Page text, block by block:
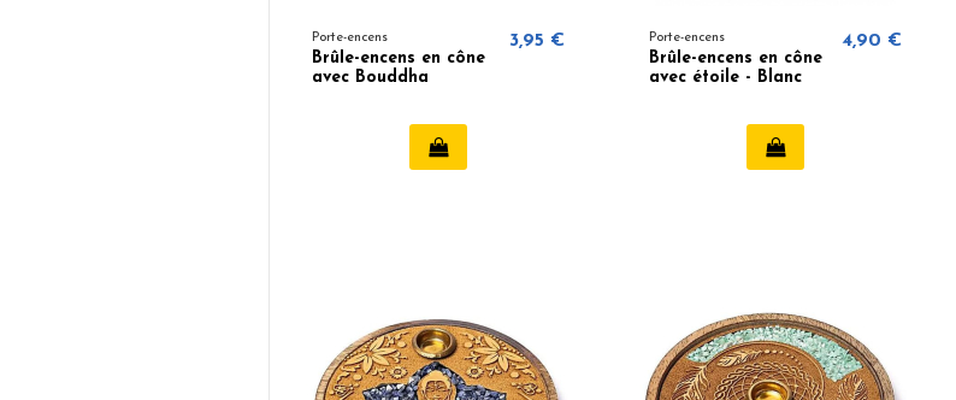
Porte-encens
Brûle-encens en cône
avec Bouddha
3,95 € Porte-encens
Brûle-encens en cône
avec étoile - Blanc
4,90 €